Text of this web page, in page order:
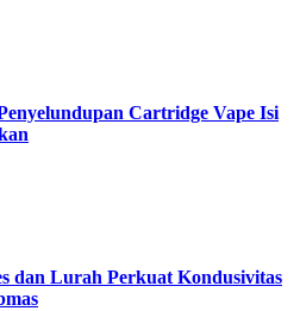
Cartridge Vape Isi
dan Lurah Perkuat Kondusivitas